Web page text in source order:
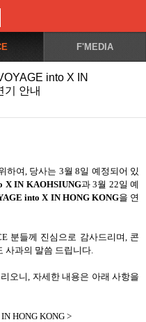
F'MEDIA
into X IN
기 안내
하여, 당사는 3월 8일 예정되어 있
X IN KAOHSIUNG과3월 22일 예
into X IN HONG KONG을 연
분들께 진심으로 감사드리며, 콘
사과의 말씀 드립니다.
오니, 자세한 내용은 아래 사항을
HONG KONG >